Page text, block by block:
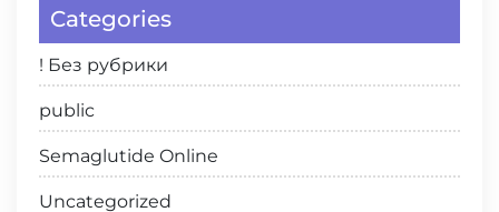
Categories
! Без рубрики
public
Semaglutide Online
Uncategorized